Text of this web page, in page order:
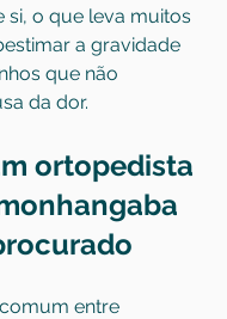
si, o que leva muitos
a gravidade
que não
da dor.
ortopedista
entre